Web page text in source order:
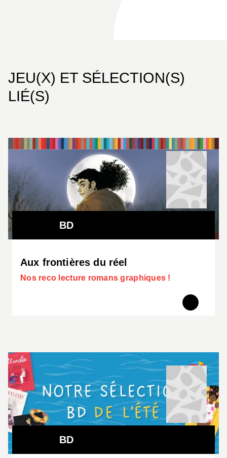
JEU(X) ET SÉLECTION(S)
LIÉ(S)
BD
Aux frontières du réel
Nos reco lecture romans graphiques !
BD